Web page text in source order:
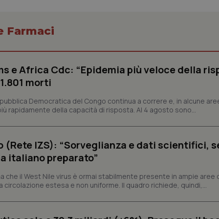
Farmaci
e Africa Cdc: “Epidemia più veloce della
morti
Democratica del Congo continua a correre e, in alcune
rapidamente della capacità di risposta. Al 4 agosto sono...
(Rete IZS): “Sorveglianza e dati scientifici,
italiano preparato”
che il West Nile virus è ormai stabilmente presente in ampie aree
estesa e non uniforme. Il quadro richiede, quindi,...
Necessari Statistici Marketing
a rendere fruibile il sito web abilitandone funzionalità di base quali la
del sito. Il sito web non è in grado di funzionare correttamente senza questi
YouTube
.youtube.com
5 mesi 4
settimane
Questo cookie viene utilizzato
scelte di consenso e privacy
del visitatore riguardo a varie
preferenze siano onorate nelle
CookieScript
www.quotidianosanita.it
dei cookie di Cookie-Script.com
correttamente.
settimane
abilitare il sistema di tracking